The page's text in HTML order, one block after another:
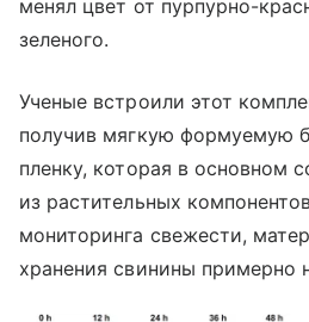
менял цвет от пурпурно-
зеленого.
Ученые встроили этот
получив мягкую формуемую
пленку, которая в основном
из растительных
мониторинга свежести,
хранения свинины примерно